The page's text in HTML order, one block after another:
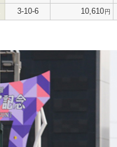
3-10-6 10,610円